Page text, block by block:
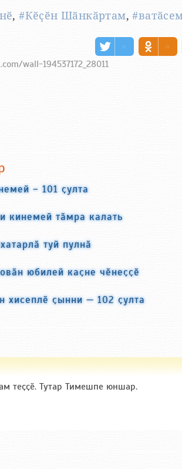
,#Кӗҫӗн Шӑнкӑртам,
wall-194537172_28011
– 101 ҫулта
кинемей тӑмра калать
туй пулнӑ
юбилей каҫне чӗнеҫҫӗ
хисеплӗ ҫынни — 102 ҫулта
теҫҫӗ. Тутар Тимешпе юншар.